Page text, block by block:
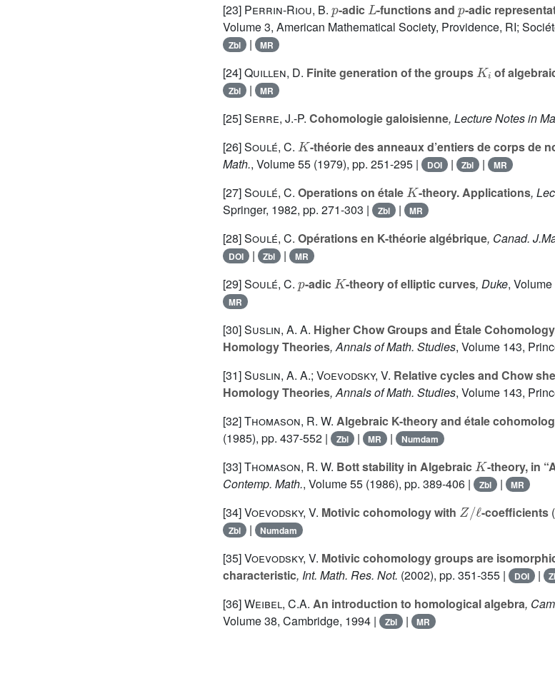
[23] Perrin-Riou, B. -adic -functions and -adic
Volume 3, American Mathematical Society, Providence, RI;
Zbl | MR
[24]Quillen, D. Finite generation of the groups of
Zbl | MR
[25]Serre, J.-P. Cohomologie galoisienne, Lecture Notes in
[26]Soulé, C. -théorie des anneaux d’entiers de corps de
Math., Volume 55 (1979), pp. 251-295 | DOI | Zbl | MR
[27]Soulé, C. Operations on étale -theory. Applications,
Springer, 1982, pp. 271-303 |
Zbl | MR
[28]Soulé, C. Opérations en K-théorie algébrique, Canad.
DOI | Zbl | MR
[29]Soulé, C. -adic -theory of elliptic curves, Duke,
MR
[30]Suslin, A. A. Higher Chow Groups and Étale
Homology Theories, Annals of Math. Studies, Volume 143,
[31]Suslin, A. A.; Voevodsky, V. Relative cycles and Chow
Homology Theories, Annals of Math. Studies, Volume 143,
[32]Thomason, R. W. Algebraic K-theory and étale
(1985), pp. 437-552 |
Zbl | MR | Numdam
[33]Thomason, R. W. Bott stability in Algebraic -theory, in
Contemp. Math., Volume 55 (1986), pp. 389-406 | Zbl | MR
[34]Voevodsky, V. Motivic cohomology with
ℓ
-coefficients (
Zbl | Numdam
[35]Voevodsky, V. Motivic cohomology groups are
characteristic, Int. Math. Res. Not. (2002), pp. 351-355 | DOI |
[36]Weibel, C.A. An introduction to homological algebra,
Volume 38, Cambridge, 1994 | Zbl | MR